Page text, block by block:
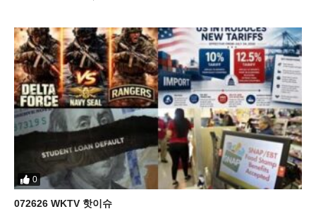
0
072626 WKTV 핫이슈